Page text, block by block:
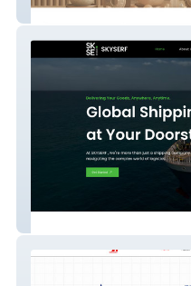
Elements Fengshui Global